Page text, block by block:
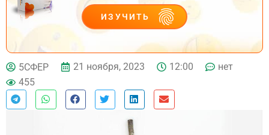
ИЗУЧИТЬ
ДЕЙСТВУЙ
5СФЕР 21 ноября, 2023 12:00
нет
455